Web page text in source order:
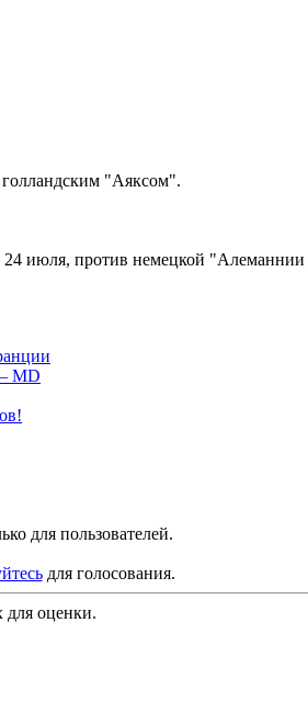
"Аяксом".
июля, против немецкой "Алеманнии
MD
для пользователей.
для голосования.
оценки.